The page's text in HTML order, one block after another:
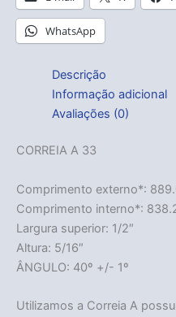
WhatsApp
Descrição
Informação adicional
Avaliações (0)
CORREIA A 33
Comprimento externo*:
Comprimento interno*:
Largura superior: 1/2″
Altura: 5/16″
ÂNGULO: 40º +/- 1º
Utilizamos a Correia A